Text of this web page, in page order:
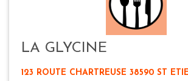
LA GLYCINE
123 ROUTE CHARTREUSE 38590 ST